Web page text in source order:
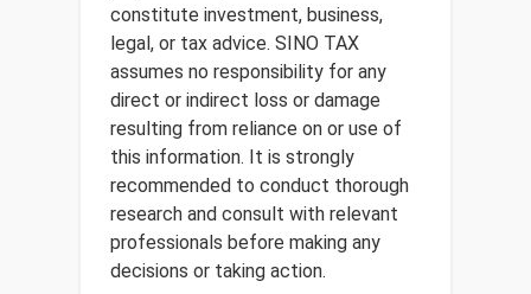
constitute investment, business,
legal, or tax advice. SINO TAX
assumes no responsibility for any
direct or indirect loss or damage
resulting from reliance on or use of
this information. It is strongly
recommended to conduct thorough
research and consult with relevant
professionals before making any
decisions or taking action.